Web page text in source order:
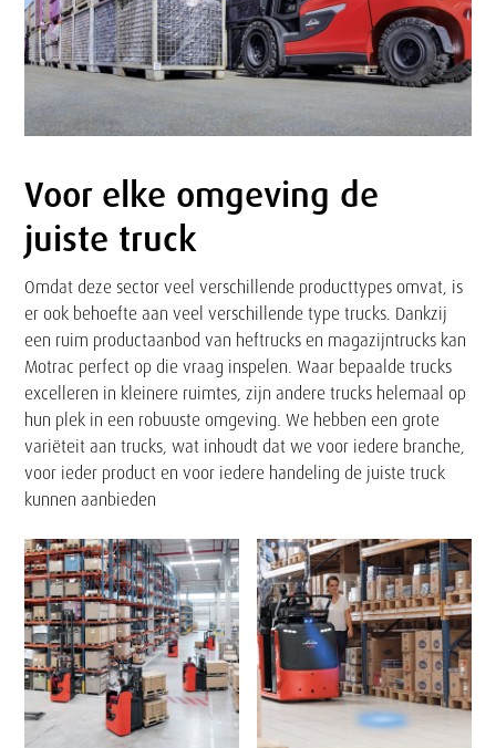
Tekst
Voor elke omgeving de
juiste truck
Omdat deze sector veel verschillende producttypes omvat, is
er ook behoefte aan veel verschillende type trucks. Dankzij
een ruim productaanbod van heftrucks en magazijntrucks kan
Motrac perfect op die vraag inspelen. Waar bepaalde trucks
excelleren in kleinere ruimtes, zijn andere trucks helemaal op
hun plek in een robuuste omgeving. We hebben een grote
variëteit aan trucks, wat inhoudt dat we voor iedere branche,
voor ieder product en voor iedere handeling de juiste truck
kunnen aanbieden